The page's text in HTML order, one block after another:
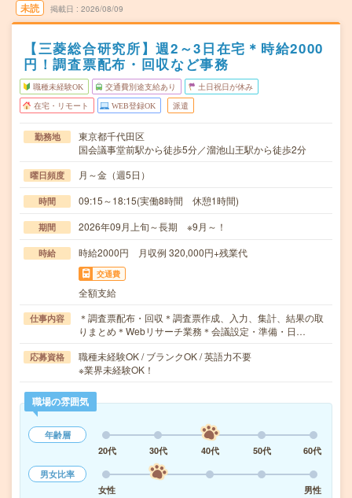
未読 掲載日 2026/08/09
【三菱総合研究所】週2～3日在宅＊時給2000
円！調査票配布・回収など事務
職種未経験OK 交通費別途支給あり 土日祝日が休み
在宅・リモート WEB登録OK 派遣
勤務地
東京都千代田区
国会議事堂前駅から徒歩5分／溜池山王駅から徒歩2分
曜日頻度 月～金（週5日）
時間 09:15～18:15(実働8時間 休憩1時間)
期間 2026年09月上旬～長期 ※9月～！
時給 時給2000円 月収例 320,000円+残業代
交通費
全額支給
仕事内容
＊調査票配布・回収＊調査票作成、入力、集計、結果の取
りまとめ＊Webリサーチ業務＊会議設定・準備・日…
応募資格
職種未経験OK / ブランクOK / 英語力不要
※業界未経験OK！
職場の雰囲気
年齢層
20代
30代 40代 50代
60代
男女比率
女性
男性